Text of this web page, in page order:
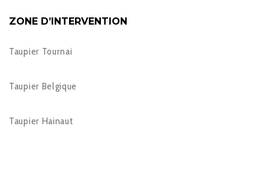
ZONE D’INTERVENTION
Taupier Tournai
Taupier Belgique
Taupier Hainaut